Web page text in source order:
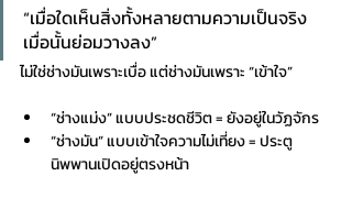
“เมื่อใดเห็นสิ่งทั้งหลายตามความเป็นจริง
เมื่อนั้นย่อมวางลง”
ไม่ใช่ช่างมันเพราะเบื่อ แต่ช่างมันเพราะ “เข้าใจ”
“ช่างแม่ง” แบบประชดชีวิต = ยังอยู่ในวัฏจักร
“ช่างมัน” แบบเข้าใจความไม่เที่ยง = ประตู
นิพพานเปิดอยู่ตรงหน้า